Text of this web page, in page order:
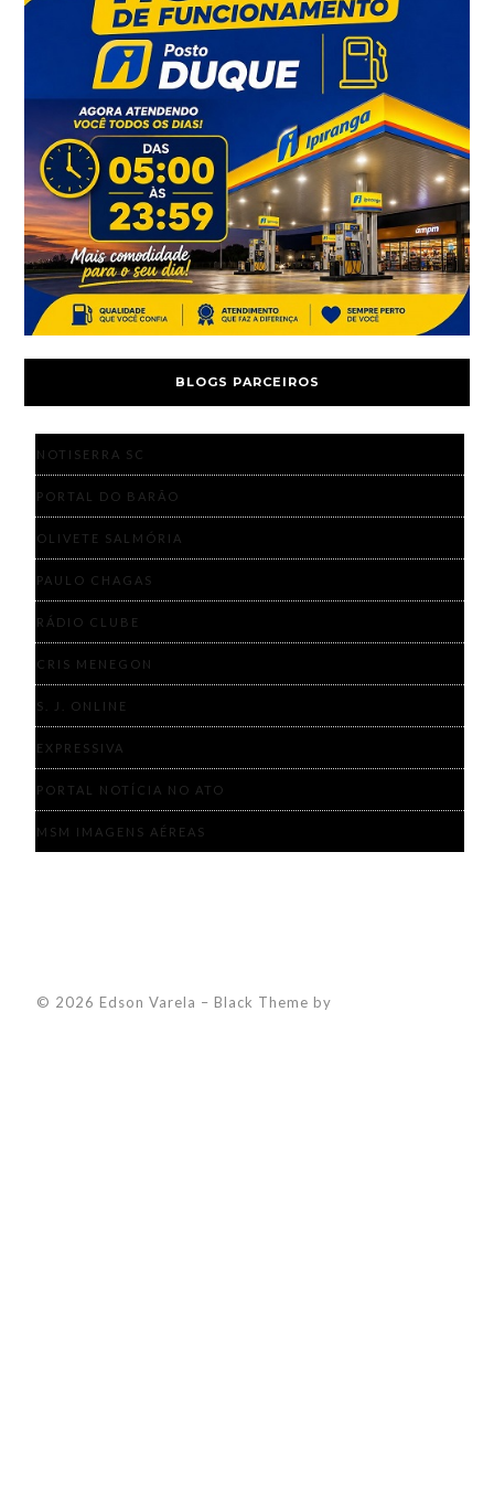
BLOGS PARCEIROS
NOTISERRA SC
PORTAL DO BARÃO
OLIVETE SALMÓRIA
PAULO CHAGAS
RÁDIO CLUBE
CRIS MENEGON
S. J. ONLINE
EXPRESSIVA
PORTAL NOTÍCIA NO ATO
MSM IMAGENS AÉREAS
© 2026 Edson Varela – Black Theme by